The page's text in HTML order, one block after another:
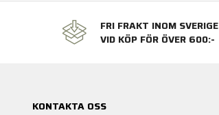
FRI FRAKT INOM SVERIGE
VID KÖP FÖR ÖVER 600:-
KONTAKTA OSS